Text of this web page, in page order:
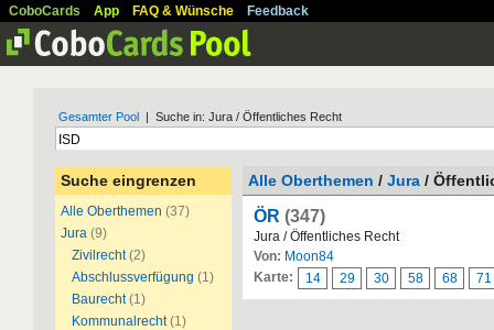
CoboCards App FAQ & Wünsche Feedback
Gesamter Pool | Suche in: Jura / Öffentliches Recht
Suche eingrenzen
Alle Oberthemen (37)
Jura (9)
Zivilrecht (2)
Abschlussverfügung (1)
Baurecht (1)
Kommunalrecht(1)
Alle Oberthemen / Jura /
ÖR (347)
Jura / Öffentliches Recht
Von: Moon84
Karte:
14 29 30 58 68 71